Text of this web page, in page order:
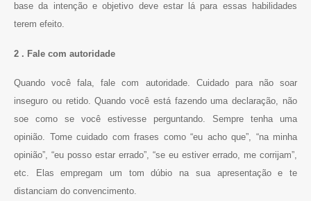
base da intenção e objetivo deve estar lá para essas habilidades
terem efeito.
2 . Fale com autoridade
Quando você fala, fale com autoridade. Cuidado para não soar
inseguro ou retido. Quando você está fazendo uma declaração, não
soe como se você estivesse perguntando. Sempre tenha uma
opinião. Tome cuidado com frases como “eu acho que”, “na minha
opinião”, “eu posso estar errado”, “se eu estiver errado, me corrijam”,
etc. Elas empregam um tom dúbio na sua apresentação e te
distanciam do convencimento.